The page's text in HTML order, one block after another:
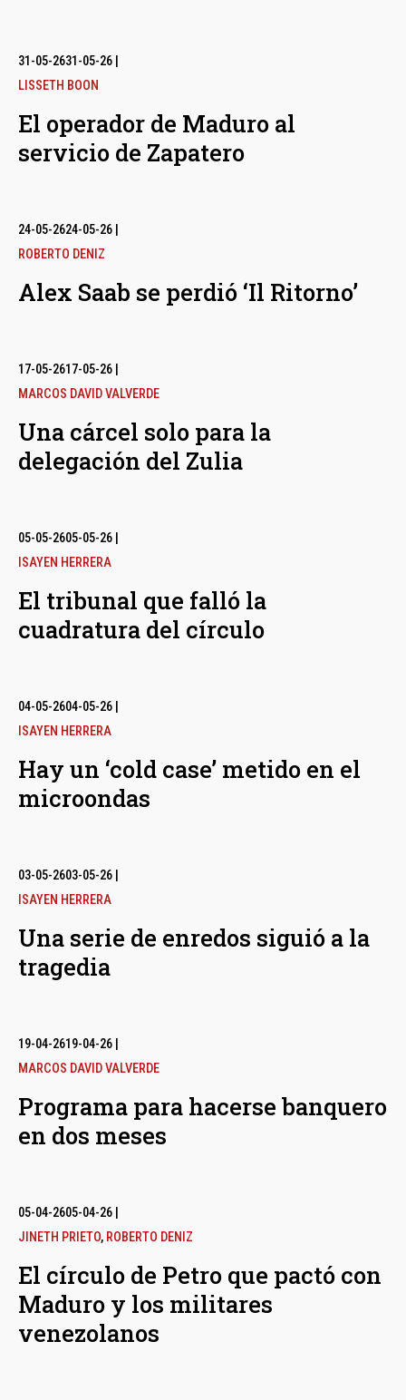
31-05-2631-05-26
LISSETH BOON
El operador de Maduro al
servicio de Zapatero
24-05-2624-05-26
ROBERTO DENIZ
Alex Saab se perdió ‘Il Ritorno’
17-05-2617-05-26
MARCOS DAVID VALVERDE
Una cárcel solo para la
delegación del Zulia
05-05-2605-05-26
ISAYEN HERRERA
El tribunal que falló la
cuadratura del círculo
04-05-2604-05-26
ISAYEN HERRERA
Hay un ‘cold case’ metido en el
microondas
03-05-2603-05-26
ISAYEN HERRERA
Una serie de enredos siguió a la
tragedia
19-04-2619-04-26
MARCOS DAVID VALVERDE
Programa para hacerse banquero
en dos meses
05-04-2605-04-26
JINETH PRIETO, ROBERTO DENIZ
El círculo de Petro que pactó con
Maduro y los militares
venezolanos